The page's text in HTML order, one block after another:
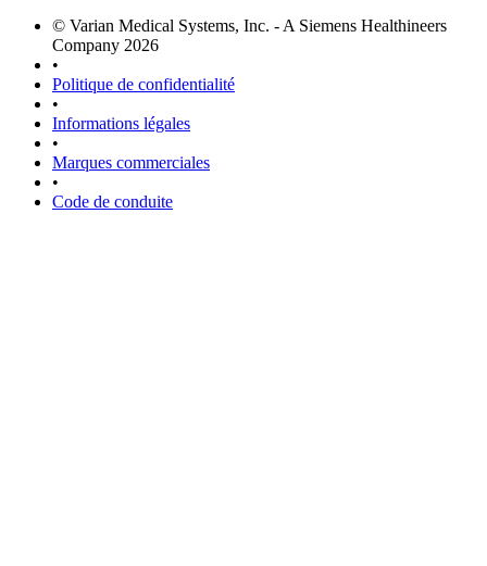
© Varian Medical Systems, Inc. - A Siemens Healthineers
Company 2026
•
Politique de confidentialité
•
Informations légales
•
Marques commerciales
•
Code de conduite